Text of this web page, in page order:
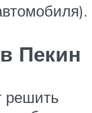
Пекин
решить